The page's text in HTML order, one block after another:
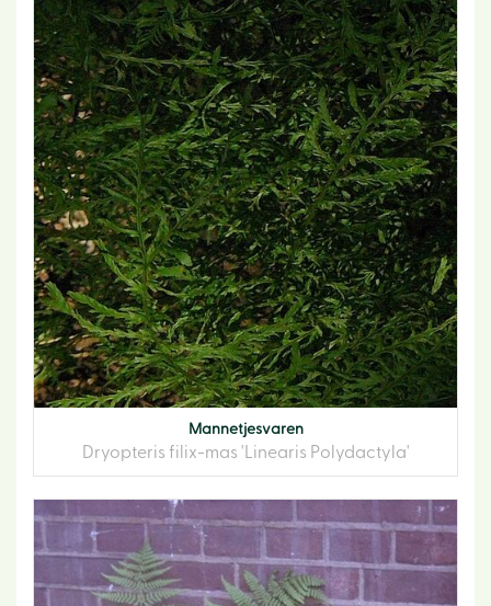
Mannetjesvaren
Dryopteris filix-mas 'Linearis Polydactyla'